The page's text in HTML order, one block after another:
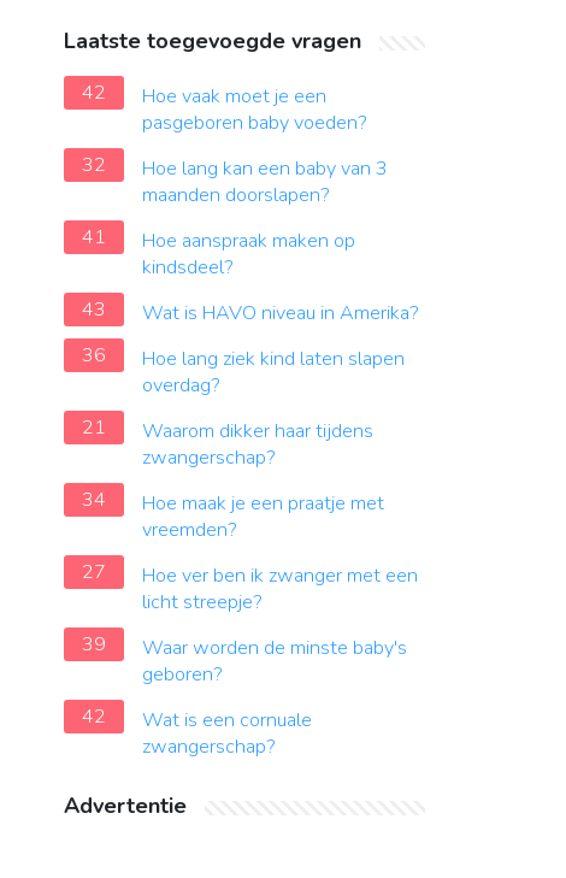
Laatste toegevoegde vragen
42
Hoe vaak moet je een
pasgeboren baby voeden?
32
Hoe lang kan een baby van 3
maanden doorslapen?
41
Hoe aanspraak maken op
kindsdeel?
43
Wat is HAVO niveau in Amerika?
36
Hoe lang ziek kind laten slapen
overdag?
21
Waarom dikker haar tijdens
zwangerschap?
34
Hoe maak je een praatje met
vreemden?
27
Hoe ver ben ik zwanger met een
licht streepje?
39
Waar worden de minste baby's
geboren?
42
Wat is een cornuale
zwangerschap?
Advertentie